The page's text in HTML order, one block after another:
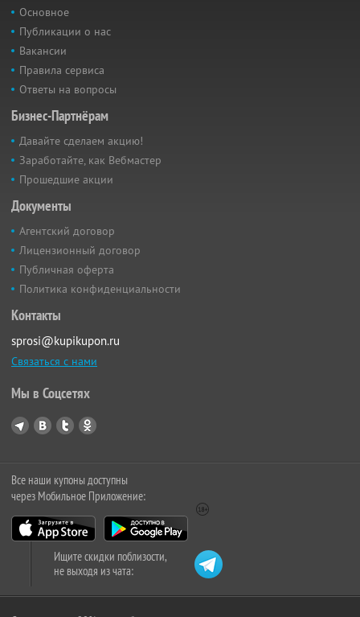
Основное
Публикации о нас
Вакансии
Правила сервиса
Ответы на вопросы
Бизнес-Партнёрам
Давайте сделаем акцию!
Заработайте, как Вебмастер
Прошедшие акции
Документы
Агентский договор
Лицензионный договор
Публичная оферта
Политика конфиденциальности
Контакты
sprosi@kupikupon.ru
Связаться с нами
Мы в Соцсетях
Все наши купоны доступны
через Мобильное Приложение:
Ищите скидки поблизости,
не выходя из чата: